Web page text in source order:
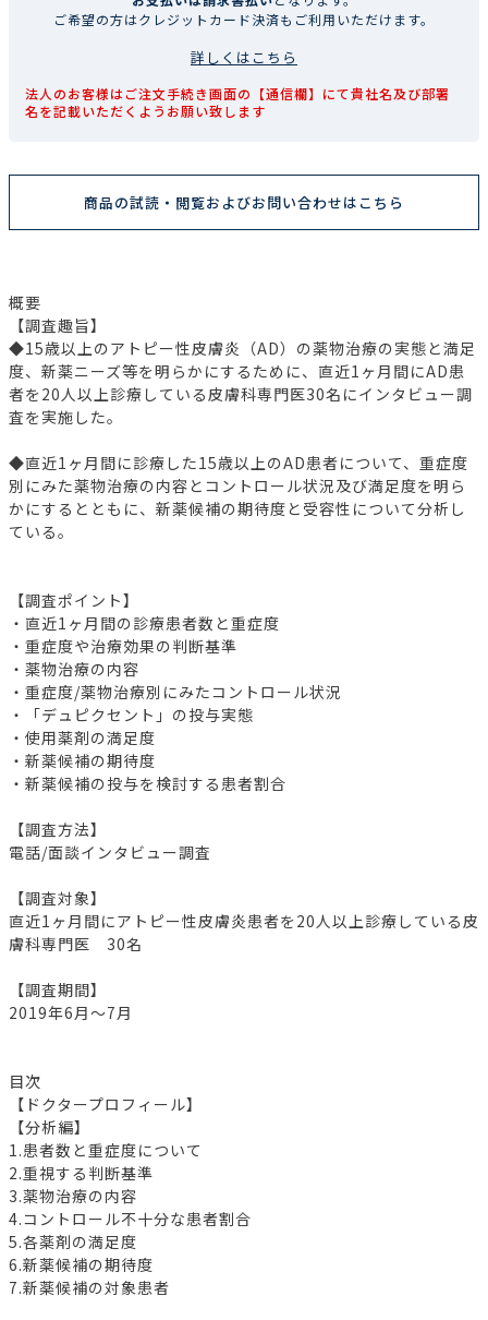
ご希望の方はクレジットカード決済もご利用いただけます。
詳しくはこちら
法人のお客様はご注文手続き画面の【通信欄】にて貴社名及び部署
名を記載いただくようお願い致します
商品の試読・閲覧およびお問い合わせはこちら
概要
【調査趣旨】
◆15歳以上のアトピー性皮膚炎（AD）の薬物治療の実態と満足
度、新薬ニーズ等を明らかにするために、直近1ヶ月間にAD患
者を20人以上診療している皮膚科専門医30名にインタビュー調
査を実施した。
◆直近1ヶ月間に診療した15歳以上のAD患者について、重症度
別にみた薬物治療の内容とコントロール状況及び満足度を明ら
かにするとともに、新薬候補の期待度と受容性について分析し
ている。
【調査ポイント】
・直近1ヶ月間の診療患者数と重症度
・重症度や治療効果の判断基準
・薬物治療の内容
・重症度/薬物治療別にみたコントロール状況
・「デュピクセント」の投与実態
・使用薬剤の満足度
・新薬候補の期待度
・新薬候補の投与を検討する患者割合
【調査方法】
電話/面談インタビュー調査
【調査対象】
直近1ヶ月間にアトピー性皮膚炎患者を20人以上診療している皮
膚科専門医 30名
【調査期間】
2019年6月～7月
目次
【ドクタープロフィール】
【分析編】
1.患者数と重症度について
2.重視する判断基準
3.薬物治療の内容
4.コントロール不十分な患者割合
5.各薬剤の満足度
6.新薬候補の期待度
7.新薬候補の対象患者